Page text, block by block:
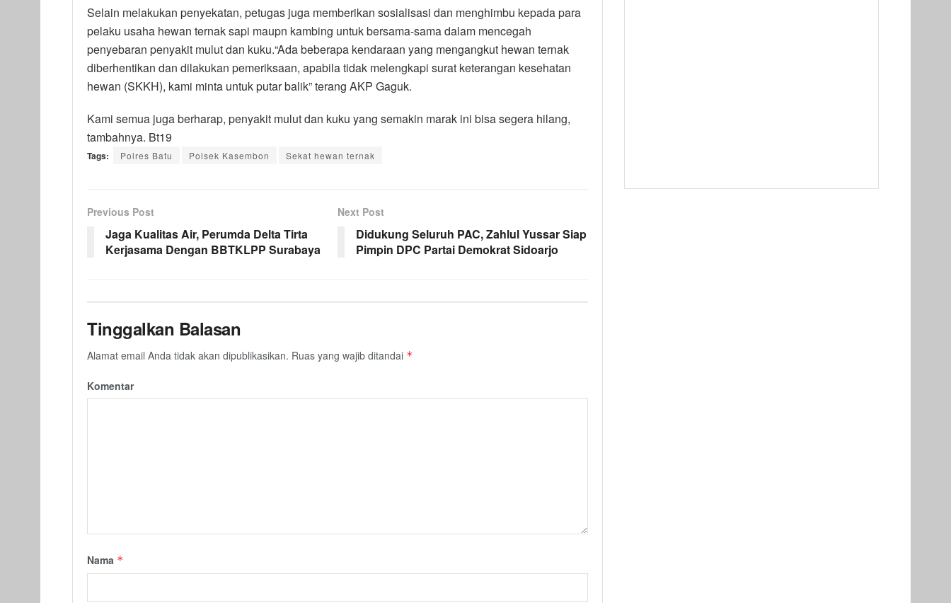
Selain melakukan penyekatan, petugas juga memberikan sosialisasi dan menghimbu kepada para
pelaku usaha hewan ternak sapi maupn kambing untuk bersama-sama dalam mencegah
penyebaran penyakit mulut dan kuku.“Ada beberapa kendaraan yang mengangkut hewan ternak
diberhentikan dan dilakukan pemeriksaan, apabila tidak melengkapi surat keterangan kesehatan
hewan (SKKH), kami minta untuk putar balik” terang AKP Gaguk.
Kami semua juga berharap, penyakit mulut dan kuku yang semakin marak ini bisa segera hilang,
tambahnya. Bt19
Tags: Polres Batu Polsek Kasembon Sekat hewan ternak
Previous Post
Jaga Kualitas Air, Perumda Delta Tirta
Kerjasama Dengan BBTKLPP Surabaya
Next Post
Didukung Seluruh PAC, Zahlul Yussar Siap
Pimpin DPC Partai Demokrat Sidoarjo
Tinggalkan Balasan
Alamat email Anda tidak akan dipublikasikan. Ruas yang wajib ditandai *
Komentar
Nama *